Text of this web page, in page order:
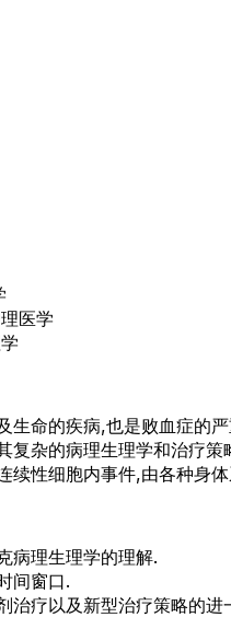
医学
生命的疾病,也是败血症的
复杂的病理生理学和治疗策
续性细胞内事件,由各种身
病理生理学的理解.
间窗口.
治疗以及新型治疗策略的进